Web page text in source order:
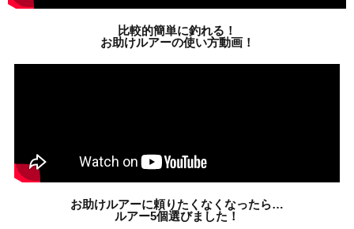
比較的簡単に釣れる！
お助けルアーの使い方動画！
お助けルアーに頼りたくなくなったら…
ルアー5個選びました！